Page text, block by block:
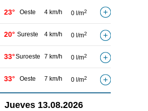
23° Oeste 4 km/h 0 l/m2
20° Sureste 4 km/h 0 l/m2
33°Suroeste 7 km/h 0 l/m2
33° Oeste 7 km/h 0 l/m2
Jueves 13.08.2026